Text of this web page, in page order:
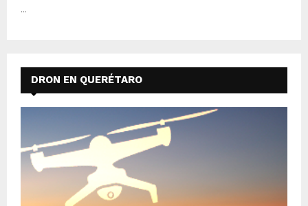
...
DRON EN QUERÉTARO